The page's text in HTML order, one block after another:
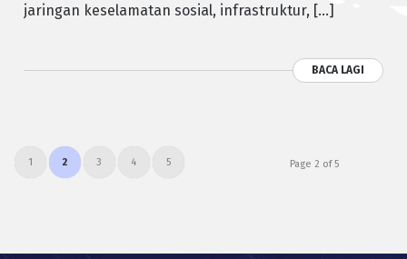
jaringan keselamatan sosial, infrastruktur, […]
BACA LAGI
Page 2 of 5
1 2 3 4 5